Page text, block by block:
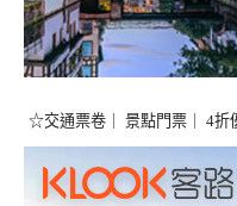
☆交通票卷｜ 景點門票｜ 4